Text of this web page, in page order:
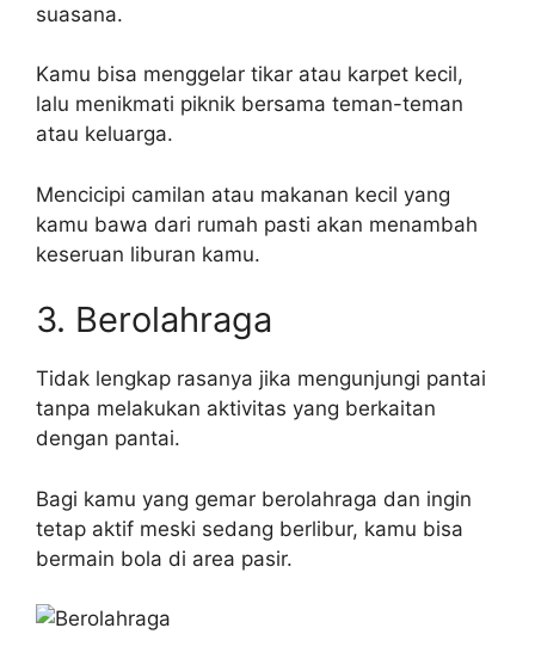
suasana.
Kamu bisa menggelar tikar atau karpet kecil,
lalu menikmati piknik bersama teman-teman
atau keluarga.
Mencicipi camilan atau makanan kecil yang
kamu bawa dari rumah pasti akan menambah
keseruan liburan kamu.
3. Berolahraga
Tidak lengkap rasanya jika mengunjungi pantai
tanpa melakukan aktivitas yang berkaitan
dengan pantai.
Bagi kamu yang gemar berolahraga dan ingin
tetap aktif meski sedang berlibur, kamu bisa
bermain bola di area pasir.